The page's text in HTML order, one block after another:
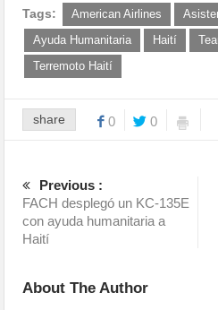
Tags: American Airlines
Ayuda Humanitaria
Haití
Terremoto Haití
share 0 0
Previous :
FACH desplegó un KC-135E
con ayuda humanitaria a
Haití
About The Author